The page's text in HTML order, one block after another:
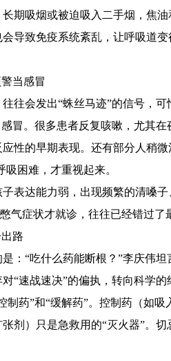
吸烟或被迫吸入二手烟，焦油
导致免疫系统紊乱，让呼吸道
当感冒
会发出“蛛丝马迹”的信号，可
。很多患者反复咳嗽，尤其在
性的早期表现。还有部分人稍
困难，才重视起来。
达能力弱，出现频繁的清嗓子
气症状才就诊，往往已经错过
路
“吃什么药能断根？”李庆伟坦
“速战速决”的偏执，转向科学的
药”和“缓解药”。控制药（如吸
剂）只是急救用的“灭火器”。